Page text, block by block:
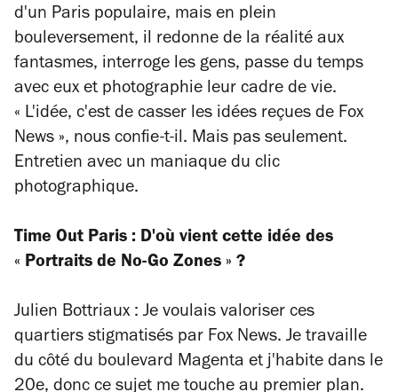
d'un Paris populaire, mais en plein
bouleversement, il redonne de la réalité aux
fantasmes, interroge les gens, passe du temps
avec eux et photographie leur cadre de vie.
« L'idée, c'est de casser les idées reçues de Fox
News », nous confie-t-il. Mais pas seulement.
Entretien avec un maniaque du clic
photographique.
Time Out Paris : D'où vient cette idée des
« Portraits de No-Go Zones » ?
Julien Bottriaux : Je voulais valoriser ces
quartiers stigmatisés par Fox News. Je travaille
du côté du boulevard Magenta et j'habite dans le
20e, donc ce sujet me touche au premier plan.